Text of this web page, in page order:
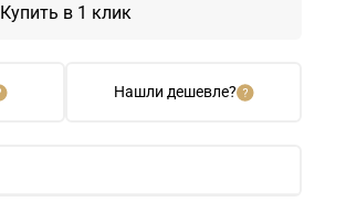
Нашли дешевле?
Купить в 1 клик